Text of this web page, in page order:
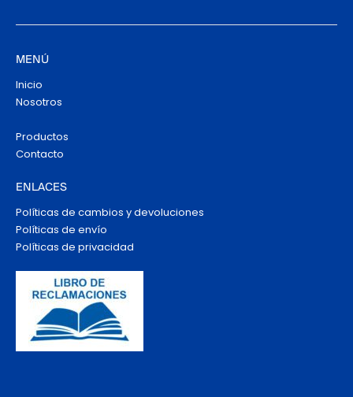
MENÚ
Inicio
Nosotros
Productos
Contacto
ENLACES
Políticas de cambios y devoluciones
Políticas de envío
Políticas de privacidad